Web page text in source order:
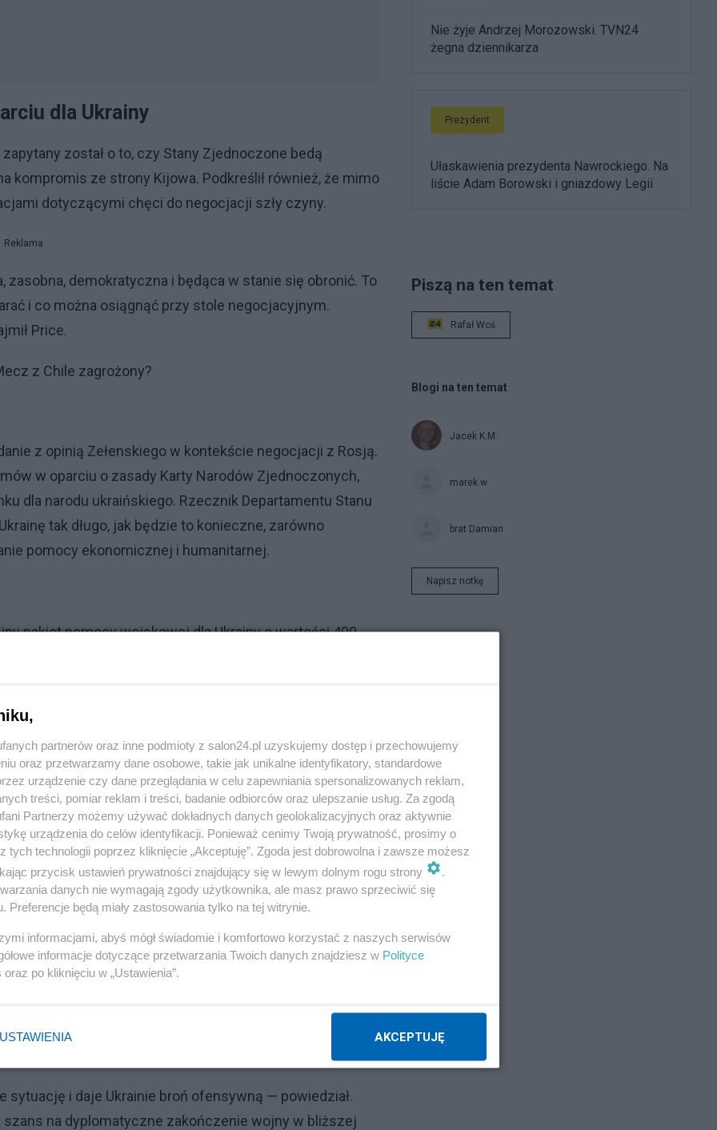
dla Ukrainy
został o to, czy Stany Zjednoczone bedą
kompromis ze strony Kijowa. Podkreślił również, że mimo
dotyczącymi chęci do negocjacji szły czyny.
Reklama
zasobna, demokratyczna i będąca w stanie się obronić. To
i co można osiągnąć przy stole negocjacyjnym.
Price.
z Chile zagrożony?
z opinią Zełenskiego w kontekście negocjacji z Rosją.
w oparciu o zasady Karty Narodów Zjednoczonych,
dla narodu ukraińskiego. Rzecznik Departamentu Stanu
tak długo, jak będzie to konieczne, zarówno
pomocy ekonomicznej i humanitarnej.
pakiet pomocy wojskowej dla Ukrainy o wartości 400
Hawk, cztery mobilne systemy obrony
sztuk amunicji artyleryjskiej, w tym 500 sztuk amunicji
nie zezwolił na dostarczenie Ukraińcom rakiet dalszego
Zjednoczone nie chcą, aby Ukraina atakowała cele w
amerykańskich samolotów, z uwagi na chęć
Amerykanów spełnia aktualne potrzeby Ukrainy.
wynikające z sytuacji na polu walki.
odniósł się do decyzji prezydenta. Wyraził przy
o tym, jakiej broni odmówił Ukrainie. Dodał także, że
eskalacji.
i daje Ukrainie broń ofensywną — powiedział.
na dyplomatyczne zakończenie wojny w bliższej
Nie żyje Andrzej Morozowski. TVN24
żegna dziennikarza
Prezydent
Ułaskawienia prezydenta Nawrockiego. Na
liście Adam Borowski i gniazdowy Legii
Piszą na ten temat
Rafał Woś
Blogi na ten temat
Jacek K.M.
marek.w
brat Damian
Napisz notkę
partnerów oraz inne podmioty z salon24.pl uzyskujemy dostęp i przechowujemy
oraz przetwarzamy dane osobowe, takie jak unikalne identyfikatory, standardowe
urządzenie czy dane przeglądania w celu zapewniania spersonalizowanych reklam,
treści, pomiar reklam i treści, badanie odbiorców oraz ulepszanie usług. Za zgodą
Partnerzy możemy używać dokładnych danych geolokalizacyjnych oraz aktywnie
urządzenia do celów identyfikacji. Ponieważ cenimy Twoją prywatność, prosimy o
tych technologii poprzez kliknięcie „Akceptuję”. Zgoda jest dobrowolna i zawsze możesz
przycisk ustawień prywatności znajdujący się w lewym dolnym rogu strony
.
danych nie wymagają zgody użytkownika, ale masz prawo sprzeciwić się
Preferencje będą miały zastosowania tylko na tej witrynie.
informacjami, abyś mógł świadomie i komfortowo korzystać z naszych serwisów
informacje dotyczące przetwarzania Twoich danych znajdziesz w Polityce
oraz po kliknięciu w „Ustawienia”.
USTAWIENIA AKCEPTUJĘ